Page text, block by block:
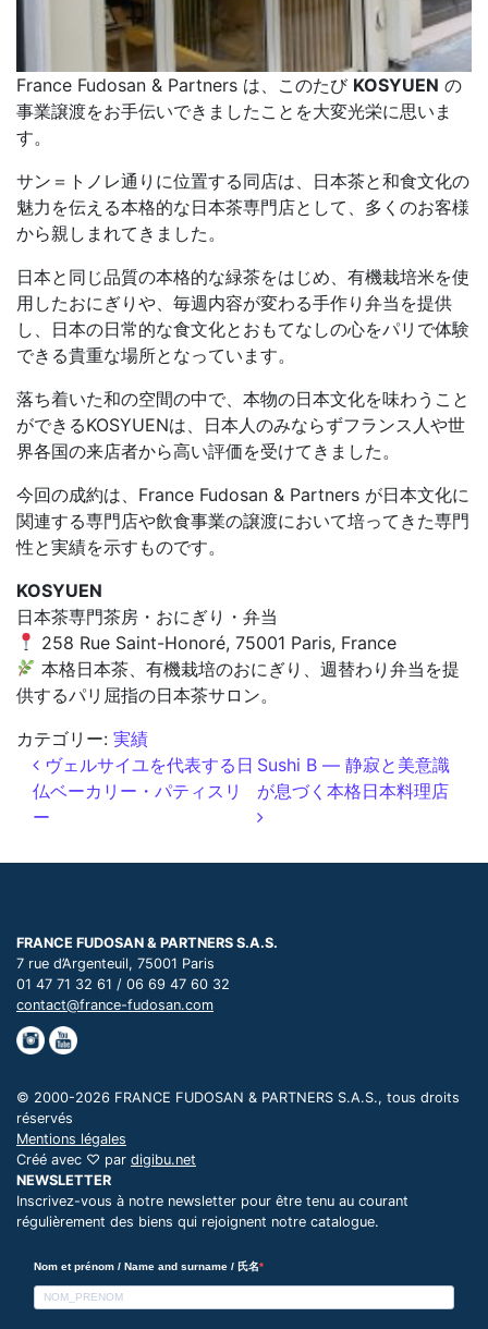
France Fudosan & Partners は、このたび KOSYUEN の
事業譲渡をお手伝いできましたことを大変光栄に思いま
す。
サン＝トノレ通りに位置する同店は、日本茶と和食文化の
魅力を伝える本格的な日本茶専門店として、多くのお客様
から親しまれてきました。
日本と同じ品質の本格的な緑茶をはじめ、有機栽培米を使
用したおにぎりや、毎週内容が変わる手作り弁当を提供
し、日本の日常的な食文化とおもてなしの心をパリで体験
できる貴重な場所となっています。
落ち着いた和の空間の中で、本物の日本文化を味わうこと
ができるKOSYUENは、日本人のみならずフランス人や世
界各国の来店者から高い評価を受けてきました。
今回の成約は、France Fudosan & Partners が日本文化に
関連する専門店や飲食事業の譲渡において培ってきた専門
性と実績を示すものです。
KOSYUEN
日本茶専門茶房・おにぎり・弁当
258 Rue Saint-Honoré, 75001 Paris, France
本格日本茶、有機栽培のおにぎり、週替わり弁当を提
供するパリ屈指の日本茶サロン。
カテゴリー: 実績
投稿ナビゲーション
ヴェルサイユを代表する日
仏ベーカリー・パティスリ
ー
Sushi B ― 静寂と美意識
が息づく本格日本料理店
FRANCE FUDOSAN & PARTNERS S.A.S.
7 rue d’Argenteuil, 75001 Paris
01 47 71 32 61 / 06 69 47 60 32
contact@france-fudosan.com
© 2000-2026 FRANCE FUDOSAN & PARTNERS S.A.S., tous droits
réservés
Mentions légales
Créé avec ♡ par digibu.net
NEWSLETTER
Inscrivez-vous à notre newsletter pour être tenu au courant
régulièrement des biens qui rejoignent notre catalogue.
Nom et prénom / Name and surname / 氏名